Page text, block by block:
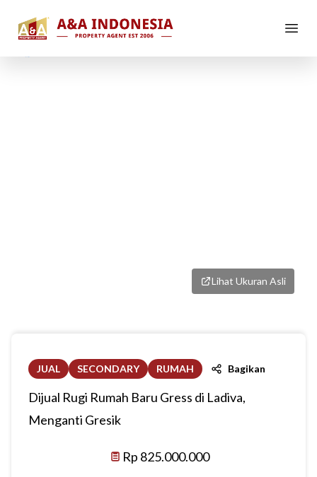
Lihat Ukuran Asli
JUAL SECONDARY RUMAH Bagikan
Dijual Rugi Rumah Baru Gress di Ladiva,
Menganti Gresik
Rp 825.000.000